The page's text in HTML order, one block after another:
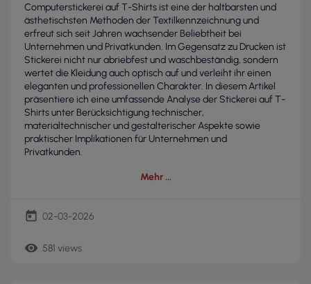
Computerstickerei auf T-Shirts ist eine der haltbarsten und
ästhetischsten Methoden der Textilkennzeichnung und
erfreut sich seit Jahren wachsender Beliebtheit bei
Unternehmen und Privatkunden. Im Gegensatz zu Drucken ist
Stickerei nicht nur abriebfest und waschbeständig, sondern
wertet die Kleidung auch optisch auf und verleiht ihr einen
eleganten und professionellen Charakter. In diesem Artikel
präsentiere ich eine umfassende Analyse der Stickerei auf T-
Shirts unter Berücksichtigung technischer,
materialtechnischer und gestalterischer Aspekte sowie
praktischer Implikationen für Unternehmen und
Privatkunden.
Mehr
today 02-03-2026
remove_red_eye 581 views